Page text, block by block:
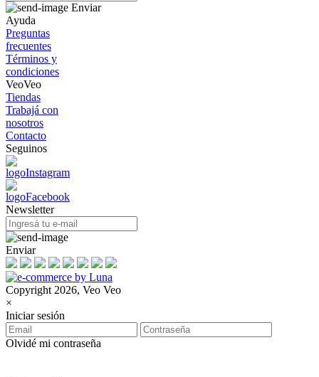
Enviar
Ayuda
Preguntas
frecuentes
Términos y
condiciones
VeoVeo
Tiendas
Trabajá con
nosotros
Contacto
Seguinos
Newsletter
Enviar
Copyright 2026, Veo Veo
×
Iniciar sesión
Olvidé mi contraseña